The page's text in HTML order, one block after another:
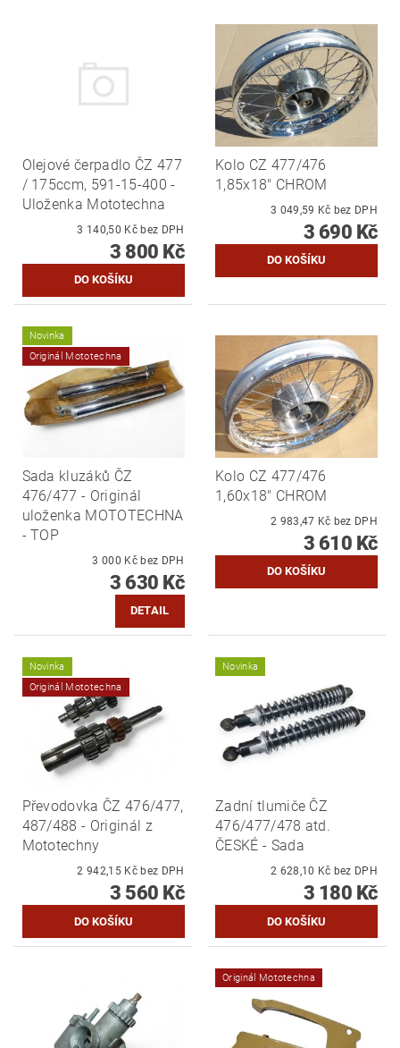
Olejové čerpadlo ČZ 477
/ 175ccm, 591-15-400 -
Uloženka Mototechna
3 140,50 Kč bez DPH
3 800 Kč
Kolo CZ 477/476
1,85x18" CHROM
3 049,59 Kč bez DPH
3 690 Kč
Novinka
Originál Mototechna
Sada kluzáků ČZ
476/477 - Originál
uloženka MOTOTECHNA
- TOP
3 000 Kč bez DPH
3 630 Kč
DETAIL
Kolo CZ 477/476
1,60x18" CHROM
2 983,47 Kč bez DPH
3 610 Kč
Novinka
Originál Mototechna
Převodovka ČZ 476/477,
487/488 - Originál z
Mototechny
2 942,15 Kč bez DPH
3 560 Kč
Novinka
Zadní tlumiče ČZ
476/477/478 atd.
ČESKÉ - Sada
2 628,10 Kč bez DPH
3 180 Kč
Originál Mototechna